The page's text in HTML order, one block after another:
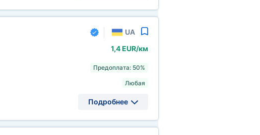
UA
1,4 EUR/км
Предоплата: 50%
Любая
Подробнее